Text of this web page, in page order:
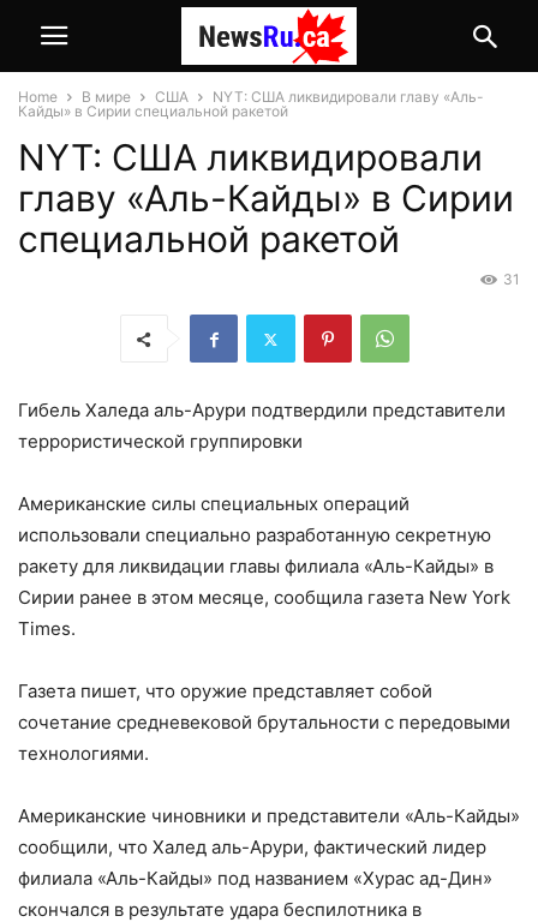
Home В мире США
NYT: США ликвидировали главу «Аль-
Кайды» в Сирии специальной ракетой
NYT: США ликвидировали
главу «Аль-Кайды» в Сирии
специальной ракетой
31
Гибель Халеда аль-Арури подтвердили представители
террористической группировки
Американские силы специальных операций
использовали специально разработанную секретную
ракету для ликвидации главы филиала «Аль-Кайды» в
Сирии ранее в этом месяце, сообщила газета New York
Times.
Газета пишет, что оружие представляет собой
сочетание средневековой брутальности с передовыми
технологиями.
Американские чиновники и представители «Аль-Кайды»
сообщили, что Халед аль-Арури, фактический лидер
филиала «Аль-Кайды» под названием «Хурас ад-Дин»
скончался в результате удара беспилотника в